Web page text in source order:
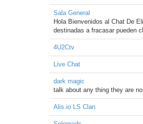
Sala General
Hola Bienvenidos al Chat De
destinadas a fracasar pueden
4U2Ctv
Live Chat
dark magic
talk about any thing they are
Alis.io LS Clan